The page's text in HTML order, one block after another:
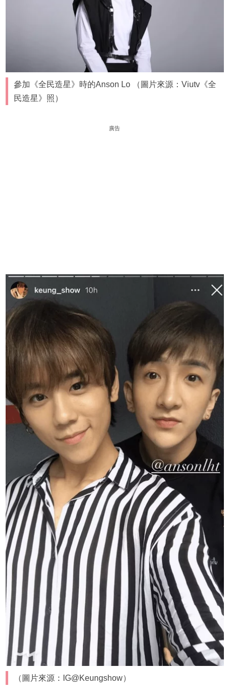
參加《全民造星》時的Anson Lo （圖片來源：Viutv《全
民造星》照）
廣告
（圖片來源：IG@Keungshow）